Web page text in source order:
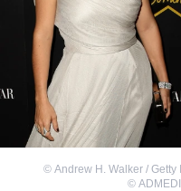
© Andrew H. Walker /
©